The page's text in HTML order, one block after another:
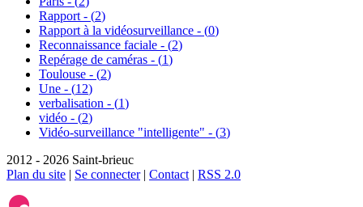
Rapport - (2)
Rapport à la vidéosurveillance - (0)
Reconnaissance faciale - (2)
Repérage de caméras - (1)
Toulouse - (2)
Une - (12)
verbalisation - (1)
vidéo - (2)
Vidéo-surveillance "intelligente" - (3)
2012 - 2026 Saint-brieuc
Plan du site | Se connecter| Contact | RSS 2.0